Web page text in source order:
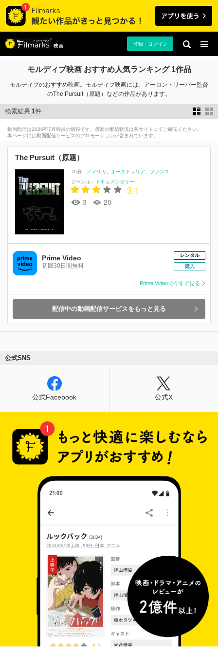
映画 登録・ログイン
モルディブ映画 おすすめ人気ランキング 1作品
モルディブのおすすめ映画。モルディブ映画には、アーロン・リーバー監督
のThe Pursuit（原題）などの作品があります。
検索結果 1件
動画配信は2026年7月時点の情報です。最新の配信状況は各サイトにてご確認ください。
本ページには動画配信サービスのプロモーションが含まれています。
The Pursuit（原題）
70分 アメリカ オーストラリア
フランス
ジャンル：
ドキュメンタリー
3.1
3 20
Prime Video
初回30日間無料
レンタル
購入
Prime Videoで今すぐ見る
配信中の動画配信サービスをもっと見る
公式SNS
公式Facebook 公式X